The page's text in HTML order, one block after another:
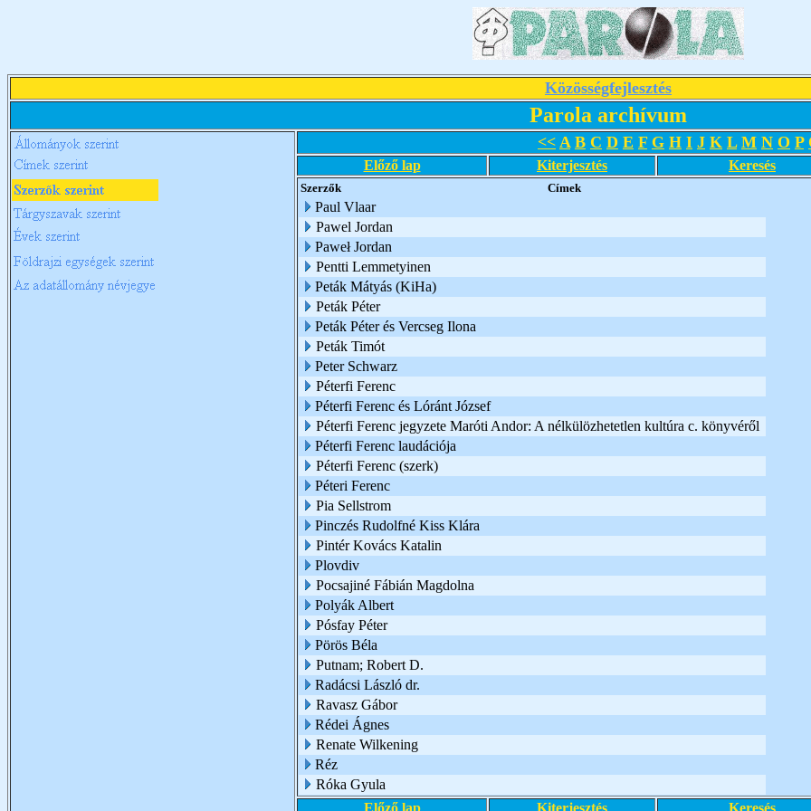
Közösségfejlesztés
Parola archívum
<< A B C D E F G H I J K L M N O P
Előző lap Kiterjesztés Keresés
Szerzők Címek
Paul Vlaar
Pawel Jordan
Paweł Jordan
Pentti Lemmetyinen
Peták Mátyás (KiHa)
Peták Péter
Peták Péter és Vercseg Ilona
Peták Timót
Peter Schwarz
Péterfi Ferenc
Péterfi Ferenc és Lóránt József
Péterfi Ferenc jegyzete Maróti Andor: A nélkülözhetetlen kultúra c. könyvéről
Péterfi Ferenc laudációja
Péterfi Ferenc (szerk)
Péteri Ferenc
Pia Sellstrom
Pinczés Rudolfné Kiss Klára
Pintér Kovács Katalin
Plovdiv
Pocsajiné Fábián Magdolna
Polyák Albert
Pósfay Péter
Pörös Béla
Putnam; Robert D.
Radácsi László dr.
Ravasz Gábor
Rédei Ágnes
Renate Wilkening
Réz
Róka Gyula
Előző lap
Kiterjesztés Keresés